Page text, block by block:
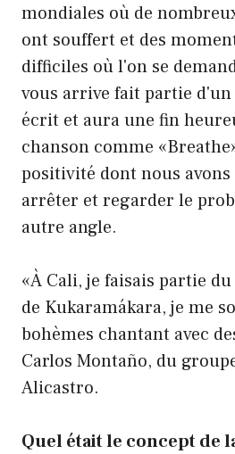
mondiales où de
ont souffert et des
difficiles où l'on se
vous arrive fait partie d'un
écrit et aura une fin
chanson comme
positivité dont nous
arrêter et regarder le
autre angle.
«À Cali, je faisais partie
de Kukaramákara, je me
bohèmes chantant avec
Carlos Montaño, du
Alicastro.
Quel était le concept de